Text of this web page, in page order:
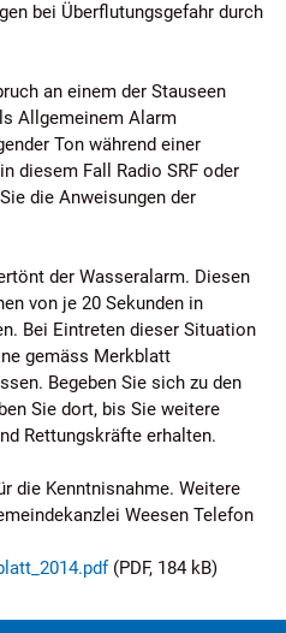
bei Überflutungsgefahr durch
an einem der Stauseen
Allgemeinem Alarm
Ton während einer
diesem Fall Radio SRF oder
die Anweisungen der
der Wasseralarm. Diesen
von je 20 Sekunden in
Bei Eintreten dieser Situation
gemäss Merkblatt
Begeben Sie sich zu den
Sie dort, bis Sie weitere
Rettungskräfte erhalten.
die Kenntnisnahme. Weitere
Weesen Telefon
(PDF, 184 kB)